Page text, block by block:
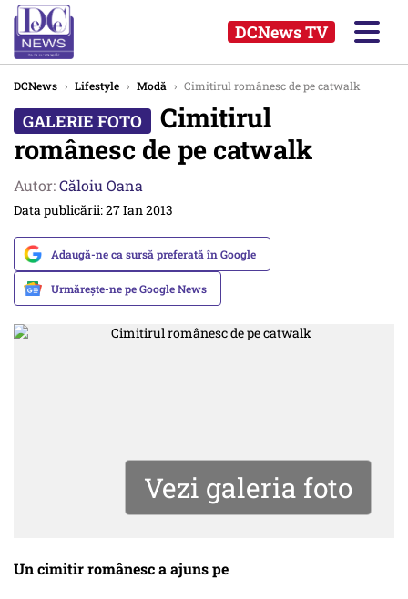
DCNews TV
DCNews › Lifestyle › Modă › Cimitirul românesc de pe catwalk
Cimitirul
românesc de pe catwalk
Autor:Căloiu Oana
Data publicării: 27 Ian 2013
Adaugă-ne ca sursă preferată în Google
Urmărește-ne pe Google News
Vezi galeria foto
Un cimitir românesc a ajuns pe